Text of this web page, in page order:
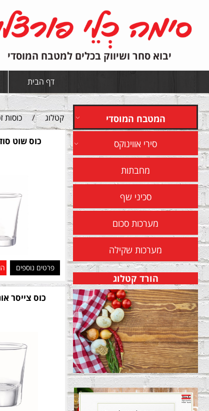
יבוא סחר ושיווק בכלים למטבח המוסדי
דף הבית
המטבח המוסדי
סירי אווינוקס
מחבתות
סכיני שף
מערכות סכום
מערכות שקילה
הורד קטלוג
קטלוג / כוסות
כוס שוט סודרה
פרטים נוספים
כוס צייסר